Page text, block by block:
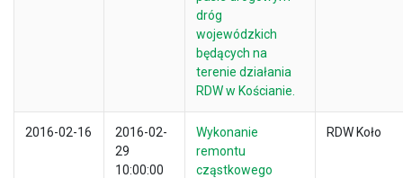
dróg
wojewódzkich
będących na
terenie działania
RDW w Kościanie.
2016-02-16
2016-02-
29
10:00:00
Wykonanie
remontu
cząstkowego
RDW Koło